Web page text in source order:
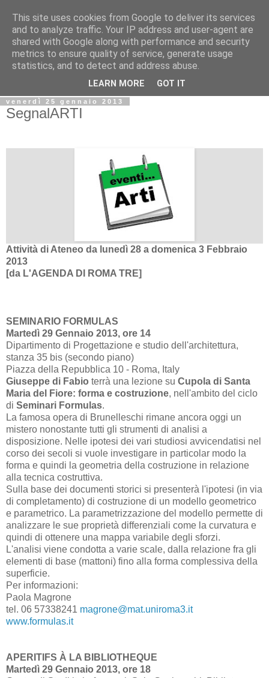
Biblio@rti in
Il Blog della Biblioteca di Area delle arti per condividere
informazioni iniziative incontri
venerdì 25 gennaio 2013
SegnalARTI
Attività di Ateneo da lunedì 28 a domenica 3 Febbraio
2013
[da L'AGENDA DI ROMA TRE]
SEMINARIO FORMULAS
Martedì 29 Gennaio 2013, ore 14
Dipartimento di Progettazione e studio dell'architettura,
stanza 35 bis (secondo piano)
Piazza della Repubblica 10 - Roma, Italy
Giuseppe di Fabio terrà una lezione su Cupola di Santa
Maria del Fiore: forma e costruzione, nell'ambito del ciclo
di Seminari Formulas.
La famosa opera di Brunelleschi rimane ancora oggi un
mistero nonostante tutti gli strumenti di analisi a
disposizione. Nelle ipotesi dei vari studiosi avvicendatisi nel
corso dei secoli si vuole investigare in particolar modo la
forma e quindi la geometria della costruzione in relazione
alla tecnica costruttiva.
Sulla base dei documenti storici si presenterà l'ipotesi (in via
di completamento) di costruzione di un modello geometrico
e parametrico. La parametrizzazione del modello permette di
analizzare le sue proprietà differenziali come la curvatura e
quindi di ottenere una mappa variabile degli sforzi.
L'analisi viene condotta a varie scale, dalla relazione fra gli
elementi di base (mattoni) fino alla forma complessiva della
superficie.
Per informazioni:
Paola Magrone
tel. 06 57338241 magrone@mat.uniroma3.it
www.formulas.it
APERITIFS À LA BIBLIOTHEQUE
Martedì 29 Gennaio 2013, ore 18
This site uses cookies from Google to deliver its services
and to analyze traffic. Your IP address and user-agent are
shared with Google along with performance and security
metrics to ensure quality of service, generate usage
statistics, and to detect and address abuse.
LEARN MORE GOT IT